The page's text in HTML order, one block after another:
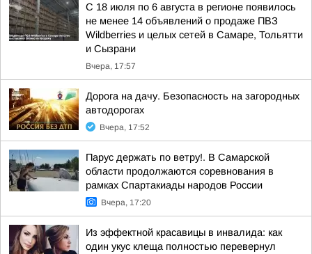
С 18 июля по 6 августа в регионе появилось
не менее 14 объявлений о продаже ПВЗ
Wildberries и целых сетей в Самаре, Тольятти
и Сызрани
Вчера, 17:57
Дорога на дачу. Безопасность на загородных
автодорогах
Вчера, 17:52
Парус держать по ветру!. В Самарской
области продолжаются соревнования в
рамках Спартакиады народов России
Вчера, 17:20
Из эффектной красавицы в инвалида: как
один укус клеща полностью перевернул